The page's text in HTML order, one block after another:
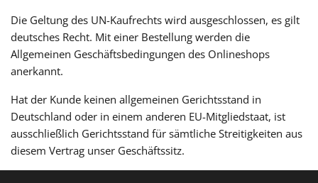
Die Geltung des UN-Kaufrechts wird ausgeschlossen, es gilt
deutsches Recht. Mit einer Bestellung werden die
Allgemeinen Geschäftsbedingungen des Onlineshops
anerkannt.
Hat der Kunde keinen allgemeinen Gerichtsstand in
Deutschland oder in einem anderen EU-Mitgliedstaat, ist
ausschließlich Gerichtsstand für sämtliche Streitigkeiten aus
diesem Vertrag unser Geschäftssitz.